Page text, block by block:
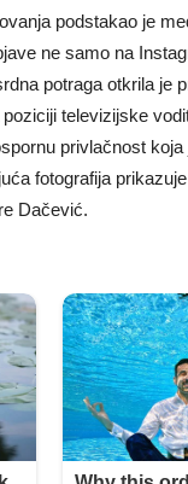
podstakao je
ne samo na
potraga otkrila je
poziciji televizijske
privlačnost
fotografija
Dačević.